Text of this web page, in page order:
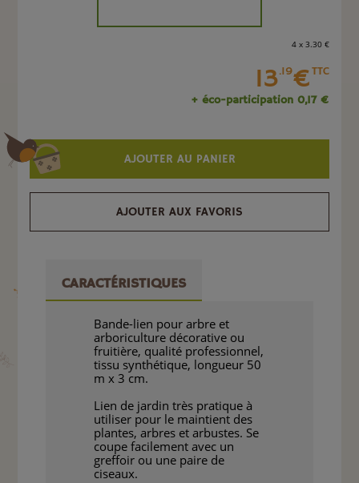
4 x 3.30€
13.19€TTC
+ éco-participation 0,17 €
AJOUTER AU PANIER
AJOUTER AUX FAVORIS
CARACTÉRISTIQUES
Bande-lien pour arbre et
arboriculture décorative ou
fruitière, qualité professionnel,
tissu synthétique, longueur 50
m x 3 cm.
Lien de jardin très pratique à
utiliser pour le maintient des
plantes, arbres et arbustes. Se
coupe facilement avec un
greffoir ou une paire de
ciseaux.